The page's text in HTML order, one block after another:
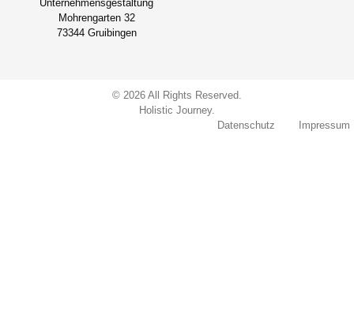
Unternehmensgestaltung
Mohrengarten 32
73344 Gruibingen
© 2026 All Rights Reserved.
Holistic Journey.
Datenschutz
Impressum